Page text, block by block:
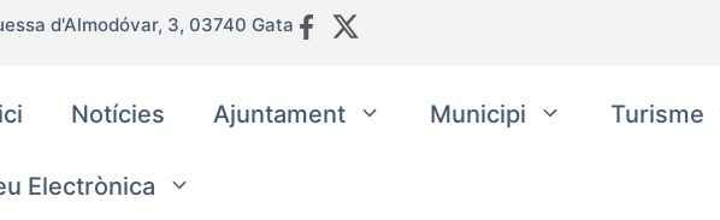
d'Almodóvar, 3, 03740 Gata
Notícies Ajuntament Municipi Turisme
Electrònica